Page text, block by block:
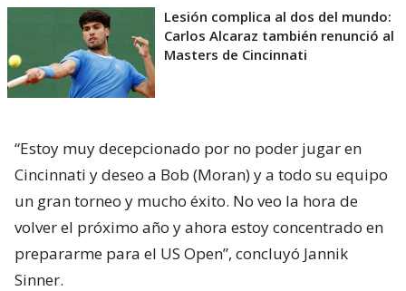
Lesión complica al dos del mundo:
Carlos Alcaraz también renunció al
Masters de Cincinnati
“Estoy muy decepcionado por no poder jugar en
Cincinnati y deseo a Bob (Moran) y a todo su equipo
un gran torneo y mucho éxito. No veo la hora de
volver el próximo año y ahora estoy concentrado en
prepararme para el US Open”, concluyó Jannik
Sinner.